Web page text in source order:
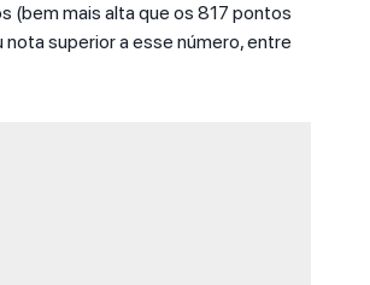
(bem mais alta que os 817 pontos
nota superior a esse número, entre